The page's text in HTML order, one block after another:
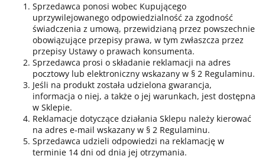
Sprzedawca ponosi wobec Kupującego
uprzywilejowanego odpowiedzialność za zgodność
świadczenia z umową, przewidzianą przez powszechnie
obowiązujące przepisy prawa, w tym zwłaszcza przez
przepisy Ustawy o prawach konsumenta.
Sprzedawca prosi o składanie reklamacji na adres
pocztowy lub elektroniczny wskazany w § 2 Regulaminu.
Jeśli na produkt została udzielona gwarancja,
informacja o niej, a także o jej warunkach, jest dostępna
w Sklepie.
Reklamacje dotyczące działania Sklepu należy kierować
na adres e-mail wskazany w § 2 Regulaminu.
Sprzedawca udzieli odpowiedzi na reklamację w
terminie 14 dni od dnia jej otrzymania.